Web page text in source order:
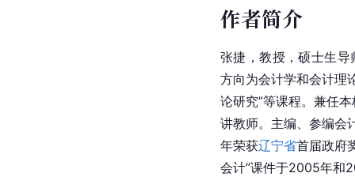
作者简介
张捷，教授，硕士生导
方向为会计学和会计理
论研究”等课程。兼任
讲教师。主编、参编会
年荣获辽宁省首届政府
会计”课件于2005年和